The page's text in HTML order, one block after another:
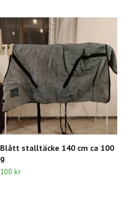
Blått stalltäcke 140 cm ca 100
g
100 kr